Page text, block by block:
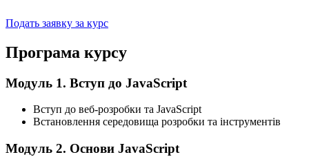
Подать заявку за курс
Програма курсу
Модуль 1. Вступ до JavaScript
Вступ до веб-розробки та JavaScript
Встановлення середовища розробки та інструментів
Модуль 2. Основи JavaScript